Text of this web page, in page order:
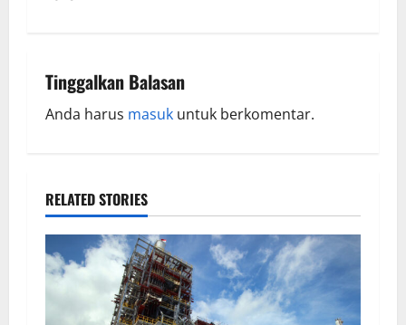
Tinggalkan Balasan
Anda harus masuk untuk berkomentar.
RELATED STORIES